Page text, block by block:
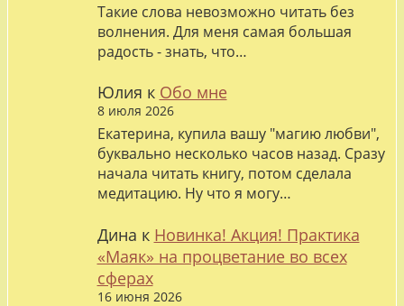
Такие слова невозможно читать без
волнения. Для меня самая большая
радость - знать, что…
Юлия к Обо мне
8 июля 2026
Екатерина, купила вашу "магию любви",
буквально несколько часов назад. Сразу
начала читать книгу, потом сделала
медитацию. Ну что я могу…
Дина к Новинка! Акция! Практика
«Маяк» на процветание во всех
сферах
16 июня 2026